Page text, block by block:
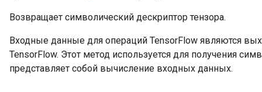
Возвращает символический дескриптор тензора.
Входные данные для операций TensorFlow являются
TensorFlow. Этот метод используется для получения
представляет собой вычисление входных данных.